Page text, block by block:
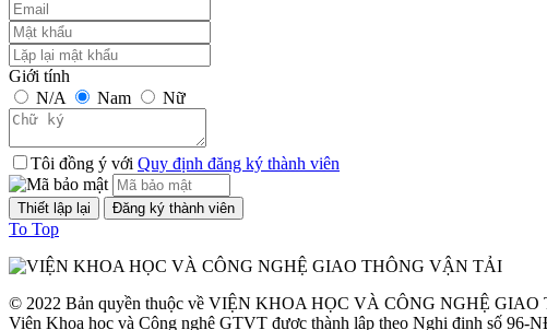
Thời gian đăng: 06/08/2026
lượt xem: 1298 | lượt tải:2
TCVN 6724:20001
Phương tiện giao thông đường bộ. Ô tô khách cỡ lớn. Yêu cầu về cấu tạo
Thời gian đăng: 06/08/2026
lượt xem: 1143 | lượt tải:0
TCVN 6565:2006
Phương tiện giao thông đường bộ. Khí thải nhìn thấy được (khói) từ động cơ
Giới tính
N/A
Nam Nữ
Tôi đồng ý với Quy định đăng ký thành viên
To Top
© 2022 Bản quyền thuộc về VIỆN KHOA HỌC VÀ CÔNG NGHỆ
Viện Khoa học và Công nghệ GTVT được thành lập theo Nghị định số 96-